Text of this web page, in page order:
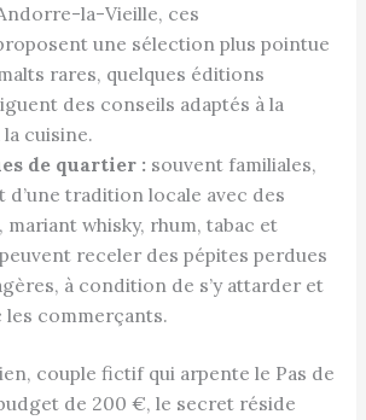
la-Vieille, ces
une sélection plus pointue
rares, quelques éditions
des conseils adaptés à la
cuisine.
de quartier : souvent familiales,
tradition locale avec des
mariant whisky, rhum, tabac et
receler des pépites perdues
à condition de s’y attarder et
les commerçants.
couple fictif qui arpente le Pas de
de 200 €, le secret réside